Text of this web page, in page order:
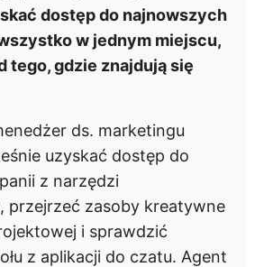
dostęp do najnowszych
w jednym miejscu,
tego, gdzie znajdują się
ds. marketingu
uzyskać dostęp do
z narzędzi
przejrzeć zasoby kreatywne
i sprawdzić
z aplikacji do czatu. Agent